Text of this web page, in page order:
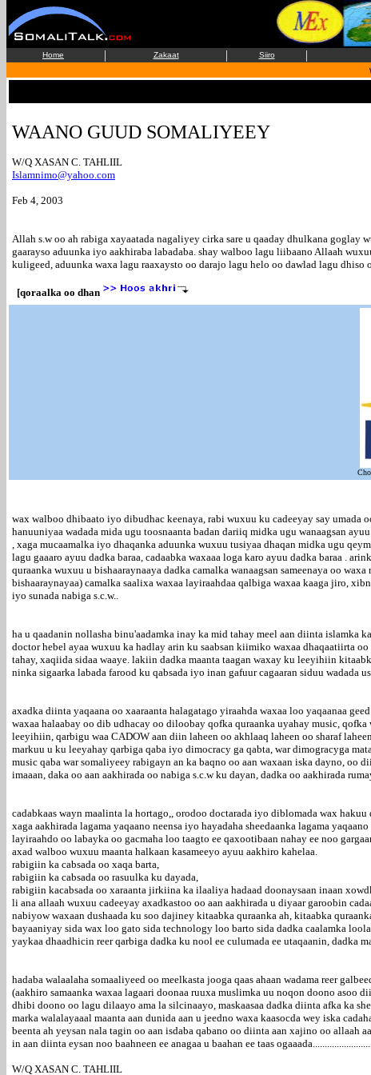
Home | Zakaat | Siiro |
WAANO GUUD SOMALIYEEY
W/Q XASAN C. TAHLIIL
Islamnimo@yahoo.com
Feb 4, 2003
Allah s.w oo ah rabiga xayaatada nagaliyey cirka sare u qaaday dhulkana
gaarayso aduunka iyo aakhiraba labadaba. shay walboo lagu liibaano Allaah
kuligeed, aduunka waxa lagu raaxaysto oo darajo lagu helo oo dawlad lagu
[qoraalka oo dhan
wax walboo dhibaato iyo dibudhac keenaya, rabi wuxuu ku cadeeyay say
hanuuniyaa wadada mida ugu toosnaanta badan dariiq midka ugu wanaagsan
, xaga mucaamalka iyo dhaqanka aduunka wuxuu tusiyaa dhaqan midka ugu
lagu gaaaro ayuu dadka baraa, cadaabka waxaaa loga karo ayuu dadka baraa .
quraanka wuxuu u bishaaraynaaya dadka camalka wanaagsan sameenaya oo
bishaaraynayaa) camalka saalixa waxaa layiraahdaa qalbiga waxaa kaaga jiro,
iyo sunada nabiga s.c.w..
ha u qaadanin nollasha binu'aadamka inay ka mid tahay meel aan diinta islamka
doctor hebel ayaa wuxuu ka hadlay arin ku saabsan kiimiko waxaa dhaqaatiirta
tahay, xaqiida sidaa waaye. lakiin dadka maanta taagan waxay ku leeyihiin
ninka sigaarka labada farood ku qabsada iyo inan gafuur cagaaran siduu wadada
axadka diinta yaqaana oo xaaraanta halagatago yiraahda waxaa loo yaqaanaa
waxaa halaabay oo dib udhacay oo diloobay qofka quraanka uyahay music,
leeyihiin, qarbigu waa CADOW aan diin laheen oo akhlaaq laheen oo sharaf
markuu u ku leeyahay qarbiga qaba iyo dimocracy ga qabta, war dimogracyga
music qaba war somaliyeey rabigayn an ka baqno oo aan waxaan iska dayno,
imaaan, daka oo aan aakhirada oo nabiga s.c.w ku dayan, dadka oo aakhirada
cadabkaas wayn maalinta la hortago,, orodoo doctarada iyo diblomada wax
xaga aakhirada lagama yaqaano neensa iyo hayadaha sheedaanka lagama
layiraahdo oo labayka oo gacmaha loo taagto ee qaxootibaan nahay ee noo
axad walboo wuxuu maanta halkaan kasameeyo ayuu aakhiro kahelaa.
rabigiin ka cabsada oo xaqa barta,
rabigiin ka cabsada oo rasuulka ku dayada,
rabigiin kacabsada oo xaraanta jirkiina ka ilaaliya hadaad doonaysaan inaan
li ana allaah wuxuu cadeeyay axadkastoo oo aan aakhirada u diyaar garoobin
nabiyow waxaan dushaada ku soo dajiney kitaabka quraanka ah, kitaabka
bayaaniyay sida wax loo gato sida technology loo barto sida dadka caalamka
yaykaa dhaadhicin reer qarbiga dadka ku nool ee culumada ee utaqaanin,
hadaba walaalaha somaaliyeed oo meelkasta jooga qaas ahaan wadama reer
(aakhiro samaanka waxaa lagaari doonaa ruuxa muslimka uu noqon doono
dhibi doono oo lagu dilaayo ama la silcinaayo, maskaasaa dadka diinta afka ka
marka walalayaaal maanta aan dunida aan u jeedno waxa kaasocda wey iska
beenta ah yeysan nala tagin oo aan isdaba qabano oo diinta aan xajino oo allaah
in aan diinta eysan noo baahneen ee anagaa u baahan ee taas
W/Q XASAN C. TAHLIIL